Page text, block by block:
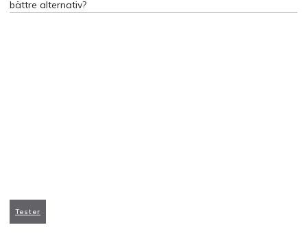
bättre alternativ?
Tester